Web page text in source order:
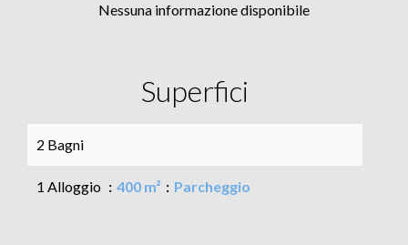
Nessuna informazione disponibile
Superfici
2 Bagni
1 Alloggio 400 m² Parcheggio